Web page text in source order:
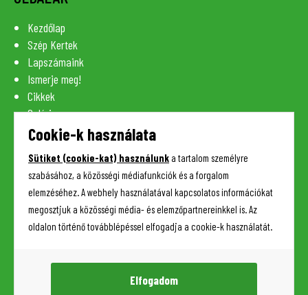
Kezdőlap
Szép Kertek
Lapszámaink
Ismerje meg!
Cikkek
Galéria
Szaknévsor
Kapcsolat
HASZNOS INFORMÁCIÓK
Impresszum
Sütik (cookie-k) kezelése
Cookie-k használata
Sütiket (cookie-kat) használunk a tartalom személyre
szabásához, a közösségi médiafunkciók és a forgalom
elemzéséhez. A webhely használatával kapcsolatos információkat
megosztjuk a közösségi média- és elemzőpartnereinkkel is. Az
oldalon történő továbblépéssel elfogadja a cookie-k használatát.
Elfogadom